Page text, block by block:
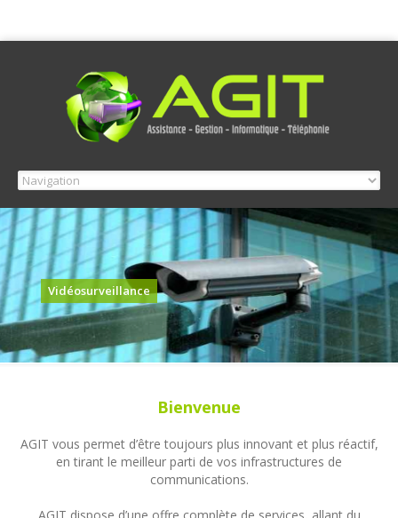
Vidéosurveillance
Bienvenue
AGIT vous permet d’être toujours plus innovant et plus réactif,
en tirant le meilleur parti de vos infrastructures de
communications.